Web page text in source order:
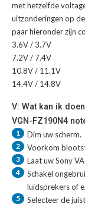
met hetzelfde
uitzonderingen op
paar hieronder zijn
3.6V / 3.7V
7.2V / 7.4V
10.8V / 11.1V
14.4V / 14.8V
V: Wat kan ik
VGN-FZ190N4
1 Dim uw scherm.
2 Voorkom
3 Laat uwSony
4
Schakel
luidsprekers of
5 Selecteer de